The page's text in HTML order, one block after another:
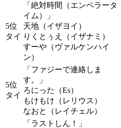
5位
タイ
「絶対時間（エンペラータ
イム）」
天地（イザヨイ）
りくとぅえ（イザナミ）
すーや（ヴァルケンハイ
ン）
5位
タイ
「ファジーで連絡しま
す。」
ろにった（Es）
もけもけ（レリウス）
なおと（レイチェル）
「ラストしん！」